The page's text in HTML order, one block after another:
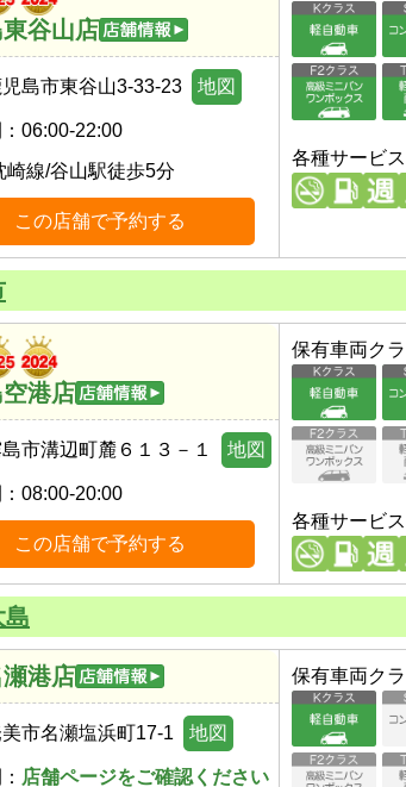
谷山店
児島市東谷山3-33-23 地図
06:00-22:00
崎線/谷山駅徒歩5分
この店舗で予約する
各種サービス
港店
市溝辺町麓６１３－１ 地図
08:00-20:00
この店舗で予約する
保有車両ク
各種サービス
島
港店
市名瀬塩浜町17-1 地図
店舗ページをご確認ください
保有車両ク